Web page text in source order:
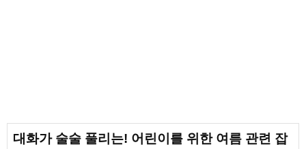
대화가 술술 풀리는! 어린이를 위한 여름 관련 잡